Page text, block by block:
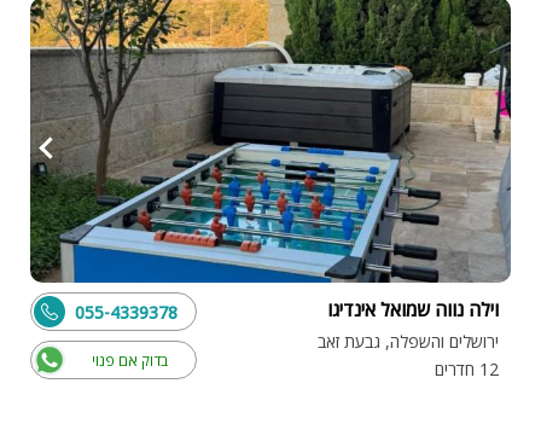
וילה נווה שמואל אינדיגו
ירושלים והשפלה, גבעת זאב
12 חדרים
בדוק אם פנוי
055-4339378